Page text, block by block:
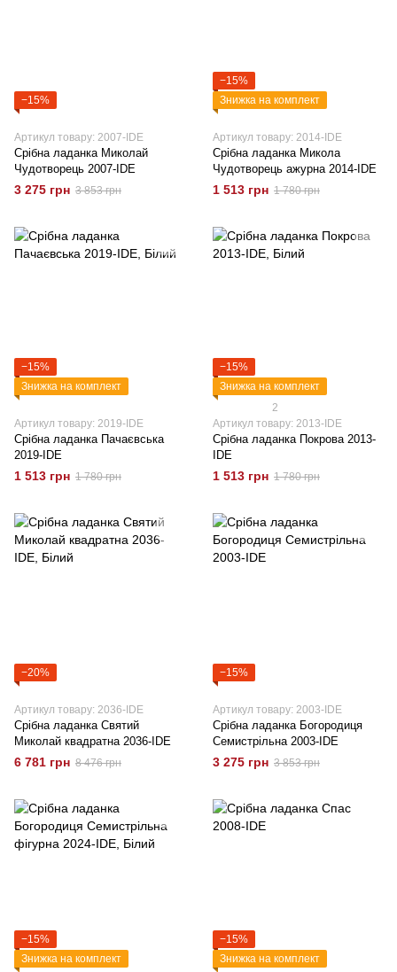
−15%
Артикул товару: 2007-IDE
Срібна ладанка Миколай
Чудотворець 2007-IDE
3 275 грн 3 853 грн
−15%
Знижка на комплект
Артикул товару: 2014-IDE
Срібна ладанка Микола
Чудотворець ажурна 2014-IDE
1 513 грн 1 780 грн
−15%
Знижка на комплект
Артикул товару: 2019-IDE
Срібна ладанка Пачаєвська
2019-IDE
1 513 грн 1 780 грн
−15%
Знижка на комплект
2
Артикул товару: 2013-IDE
Срібна ладанка Покрова 2013-
IDE
1 513 грн 1 780 грн
−20%
Артикул товару: 2036-IDE
Срібна ладанка Святий
Миколай квадратна 2036-IDE
6 781 грн 8 476 грн
−15%
Артикул товару: 2003-IDE
Срібна ладанка Богородиця
Семистрільна 2003-IDE
3 275 грн 3 853 грн
−15%
Знижка на комплект
−15%
Знижка на комплект